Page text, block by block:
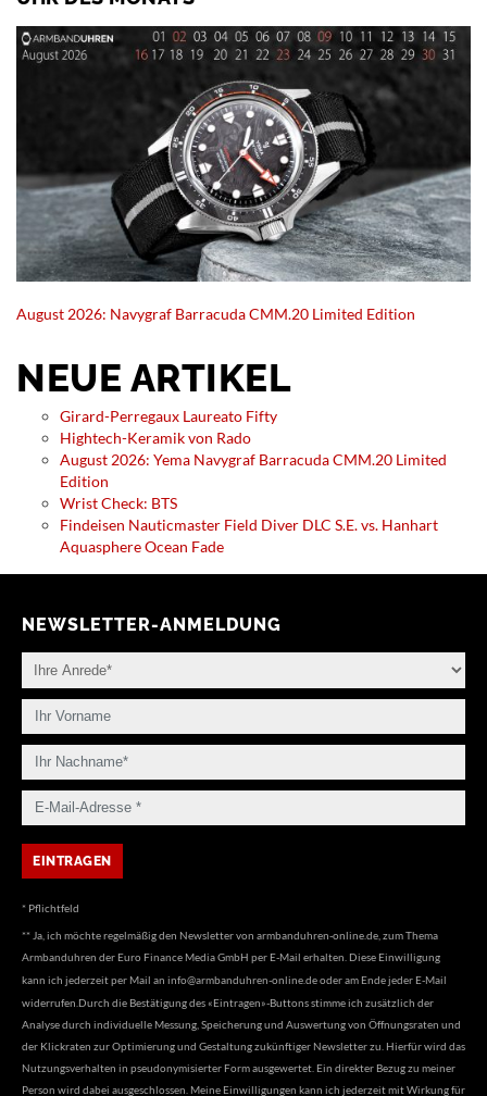
August 2026: Navygraf Barracuda CMM.20 Limited Edition
NEUE ARTIKEL
Girard-Perregaux Laureato Fifty
Hightech-Keramik von Rado
August 2026: Yema Navygraf Barracuda CMM.20 Limited
Edition
Wrist Check: BTS
Findeisen Nauticmaster Field Diver DLC S.E. vs. Hanhart
Aquasphere Ocean Fade
NEWSLETTER-ANMELDUNG
* Pflichtfeld
** Ja, ich möchte regelmäßig den Newsletter von armbanduhren-online.de, zum Thema
Armbanduhren der Euro Finance Media GmbH per E-Mail erhalten. Diese Einwilligung
kann ich jederzeit per Mail an info@armbanduhren-online.deoder am Ende jeder E-Mail
widerrufen.Durch die Bestätigung des «Eintragen»-Buttons stimme ich zusätzlich der
Analyse durch individuelle Messung, Speicherung und Auswertung von Öffnungsraten und
der Klickraten zur Optimierung und Gestaltung zukünftiger Newsletter zu. Hierfür wird das
Nutzungsverhalten in pseudonymisierter Form ausgewertet. Ein direkter Bezug zu meiner
Person wird dabei ausgeschlossen. Meine Einwilligungen kann ich jederzeit mit Wirkung für